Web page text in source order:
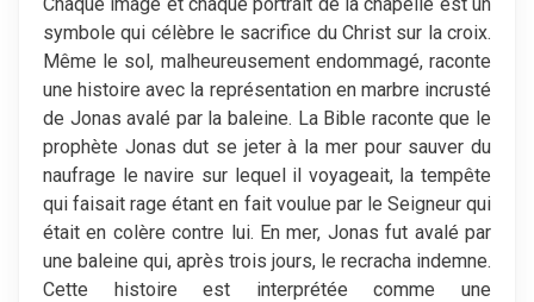
symbole qui célèbre le sacrifice du Christ sur la croix.
Même le sol, malheureusement endommagé, raconte
une histoire avec la représentation en marbre incrusté
de Jonas avalé par la baleine. La Bible raconte que le
prophète Jonas dut se jeter à la mer pour sauver du
naufrage le navire sur lequel il voyageait, la tempête
qui faisait rage étant en fait voulue par le Seigneur qui
était en colère contre lui. En mer, Jonas fut avalé par
une baleine qui, après trois jours, le recracha indemne.
Cette histoire est interprétée comme une